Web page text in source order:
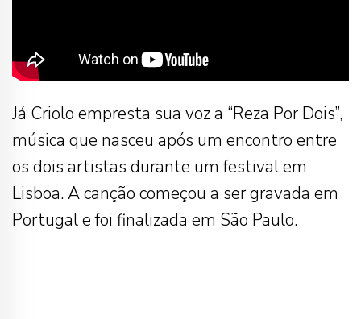
Já Criolo empresta sua voz a “Reza Por Dois”,
música que nasceu após um encontro entre
os dois artistas durante um festival em
Lisboa. A canção começou a ser gravada em
Portugal e foi finalizada em São Paulo.